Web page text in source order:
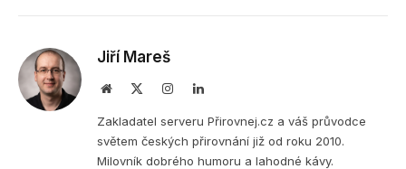
Jiří Mareš
Webová
InstagramLinkedIn
Zakladatel serveru Přirovnej.cz a váš průvodce
světem českých přirovnání již od roku 2010.
Milovník dobrého humoru a lahodné kávy.